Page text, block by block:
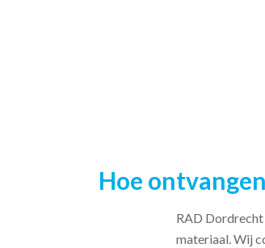
Hoe
RAD
materiaal. Wij